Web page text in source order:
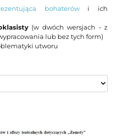
bohaterówi ich
(w dwóch wersjach - z
lub bez tych form)
utworu